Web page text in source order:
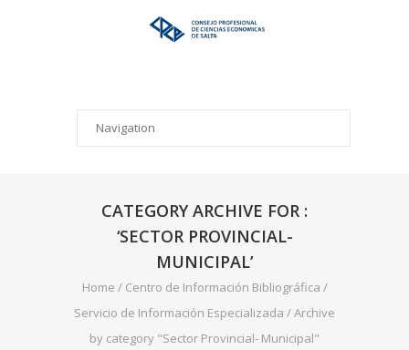
CATEGORY ARCHIVE FOR :
‘SECTOR PROVINCIAL-
MUNICIPAL’
Home / Centro de Información Bibliográfica /
Servicio de Información Especializada /Archive
by category "Sector Provincial- Municipal"